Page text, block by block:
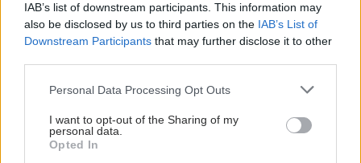
IAB’s list of downstream participants. This information may
also be disclosed by us to third parties on the IAB’s List of
Downstream Participants that may further disclose it to other
Please note that this website/app uses one or more Google
not limited to your visit or usage behaviour. You may click to
grant or deny consent to Google and its third-party tags to
use your data for below specified purposes in below Google
Personal Data Processing Opt Outs
I want to opt-out of the Sharing of my
personal data.
Opted In